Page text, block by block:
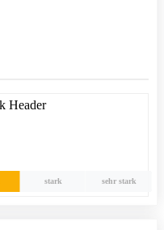
stark sehr stark